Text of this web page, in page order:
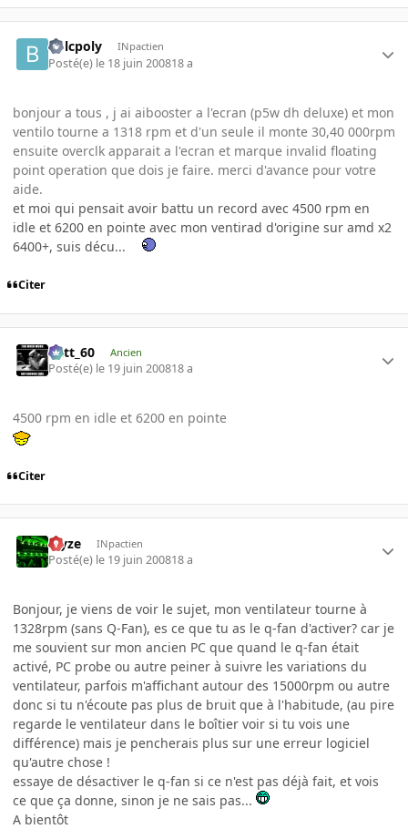
bolcpoly INpactien
Posté(e) le 18 juin 200818 a
bonjour a tous , j ai aibooster a l'ecran (p5w dh deluxe) et mon
ventilo tourne a 1318 rpm et d'un seule il monte 30,40 000rpm
ensuite overclk apparait a l'ecran et marque invalid floating
point operation que dois je faire. merci d'avance pour votre
aide.
et moi qui pensait avoir battu un record avec 4500 rpm en
idle et 6200 en pointe avec mon ventirad d'origine sur amd x2
6400+, suis décu...
Citer
Batt_60 Ancien
Posté(e) le 19 juin 200818 a
4500 rpm en idle et 6200 en pointe
Citer
Myze INpactien
Posté(e) le 19 juin 200818 a
Bonjour, je viens de voir le sujet, mon ventilateur tourne à
1328rpm (sans Q-Fan), es ce que tu as le q-fan d'activer? car je
me souvient sur mon ancien PC que quand le q-fan était
activé, PC probe ou autre peiner à suivre les variations du
ventilateur, parfois m'affichant autour des 15000rpm ou autre
donc si tu n'écoute pas plus de bruit que à l'habitude, (au pire
regarde le ventilateur dans le boîtier voir si tu vois une
différence) mais je pencherais plus sur une erreur logiciel
qu'autre chose !
essaye de désactiver le q-fan si ce n'est pas déjà fait, et vois
ce que ça donne, sinon je ne sais pas...
A bientôt